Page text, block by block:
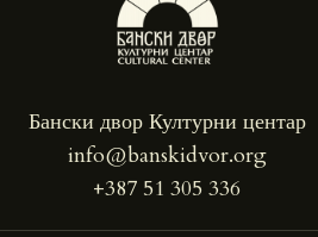
Бански двор Културни центар
info@banskidvor.org
+387 51 305 336